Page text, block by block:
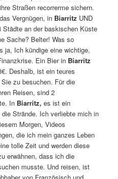
Straßen recorrerme sichern.
Vergnügen, in Biarritz UND
Städte an der baskischen Küste
Sache? Belter! Was so
ja, Ich kündige eine wichtige,
Ein Bier in Biarritz
Deshalb, ist ein teures
zu besuchen. Für die
Reisen, sind 2
In Biarritz, es ist ein
Strände. Ich verliebte mich in
Morgen, Videos
die ich mein ganzes Leben
tolle Zeit und werden diese
erwähnen, dass ich die
musste. Und reisen, ist